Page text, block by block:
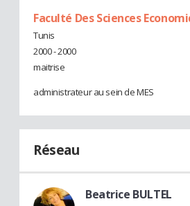
Faculté Des Sciences
Tunis
2000 - 2000
maitrise
administrateur au sein de MES
Réseau
Beatrice BULTEL